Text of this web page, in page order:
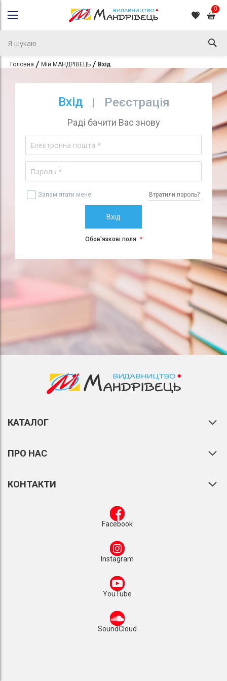
0
Головна Мій МАНДРІВЕЦЬ Вхід
Вхід Реєстрація
Раді бачити Вас знову
Запам'ятати мене Втратили пароль?
Вхід
Обов'язкові поля
КАТАЛОГ
ПРО НАС
КОНТАКТИ
Facebook
Instagram
YouTube
SoundCloud